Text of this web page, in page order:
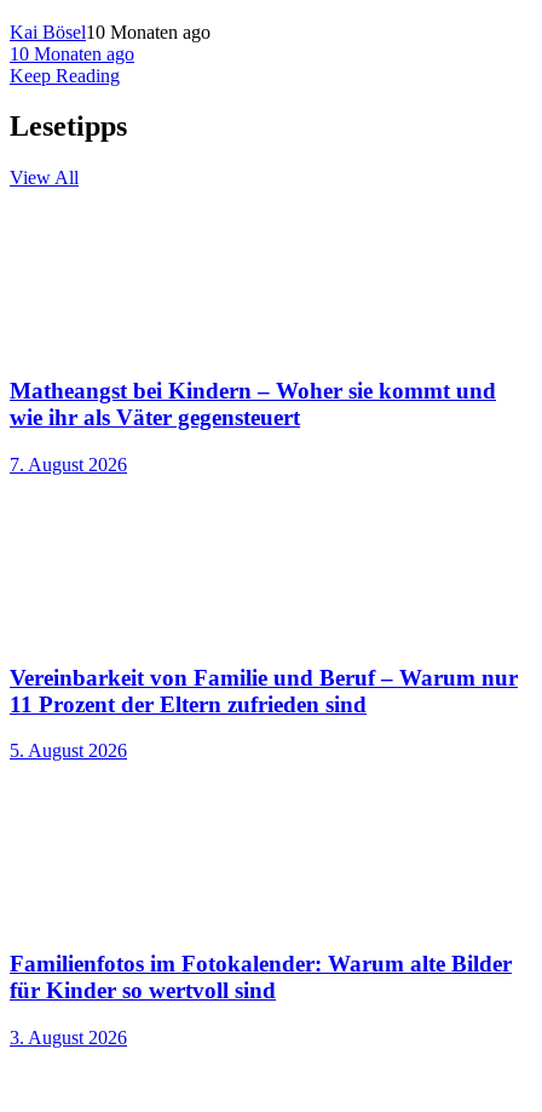
Kai Bösel10 Monaten ago
10 Monaten ago
Keep Reading
Lesetipps
View All
Matheangst bei Kindern – Woher sie kommt und
wie ihr als Väter gegensteuert
7. August 2026
Vereinbarkeit von Familie und Beruf – Warum nur
11 Prozent der Eltern zufrieden sind
5. August 2026
Familienfotos im Fotokalender: Warum alte Bilder
für Kinder so wertvoll sind
3. August 2026